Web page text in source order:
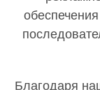
Благодаря